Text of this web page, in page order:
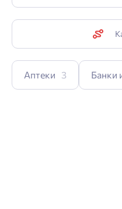
Аптеки 3 Банки